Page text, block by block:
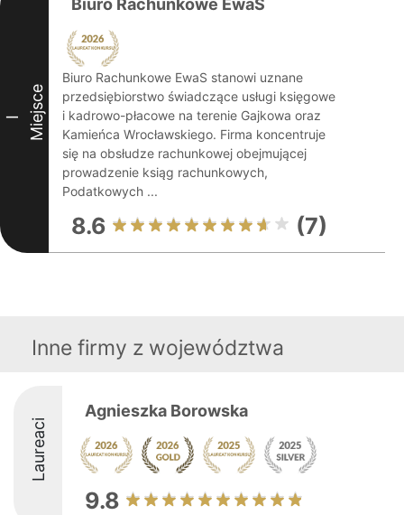
I Miejsce
Biuro Rachunkowe EwaS
Biuro Rachunkowe EwaS stanowi uznane
przedsiębiorstwo świadczące usługi księgowe
i kadrowo-płacowe na terenie Gajkowa oraz
Kamieńca Wrocławskiego. Firma koncentruje
się na obsłudze rachunkowej obejmującej
prowadzenie ksiąg rachunkowych,
Podatkowych ...
8.6 (7)
Inne firmy z województwa
Laureaci
Agnieszka Borowska
9.8